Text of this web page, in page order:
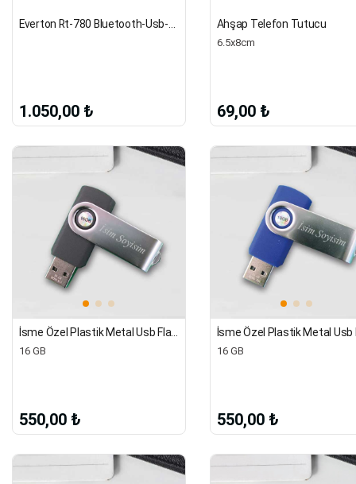
Everton Rt-780 Bluetooth-Usb-Sd-Fm Nostaljik Radyo Baskılı Kişiye Özel
1.050,00 ₺
Ahşap Telefon Tutucu
6.5x8cm
69,00 ₺
İsme Özel Plastik Metal Usb Flash Bellek 16 Gb | Siyah
16 GB
550,00 ₺
16 GB
550,00 ₺